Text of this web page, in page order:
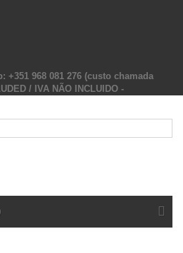
+351 968 081 276 (custo chamada
/ IVA NÃO INCLUIDO -